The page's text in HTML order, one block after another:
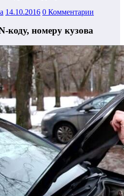
14.10.2016 0 Комментарии
коду, номеру кузова